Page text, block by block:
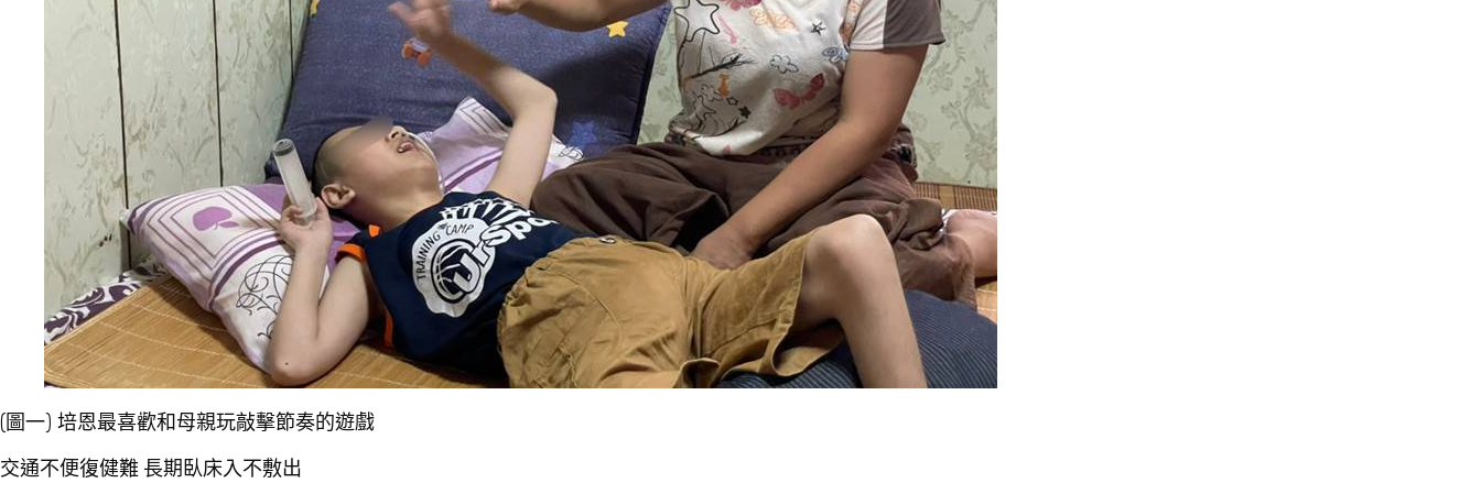
(圖一) 培恩最喜歡和母親玩敲擊節奏的遊戲
交通不便復健難 長期臥床入不敷出